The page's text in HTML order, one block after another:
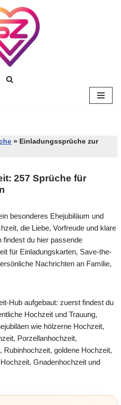
» Einladungssprüche zur
257 Sprüche für
besonderes Ehejubiläum und
die Liebe, Vorfreude und klare
findest du hier passende
für Einladungskarten, Save-the-
Nachrichten an Familie,
Hub aufgebaut: zuerst findest du
Hochzeit und Trauung,
wie hölzerne Hochzeit,
Porzellanhochzeit,
Rubinhochzeit, goldene Hochzeit,
Gnadenhochzeit und